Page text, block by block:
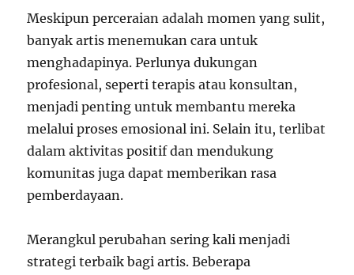
Meskipun perceraian adalah momen yang sulit,
banyak artis menemukan cara untuk
menghadapinya. Perlunya dukungan
profesional, seperti terapis atau konsultan,
menjadi penting untuk membantu mereka
melalui proses emosional ini. Selain itu, terlibat
dalam aktivitas positif dan mendukung
komunitas juga dapat memberikan rasa
pemberdayaan.
Merangkul perubahan sering kali menjadi
strategi terbaik bagi artis. Beberapa